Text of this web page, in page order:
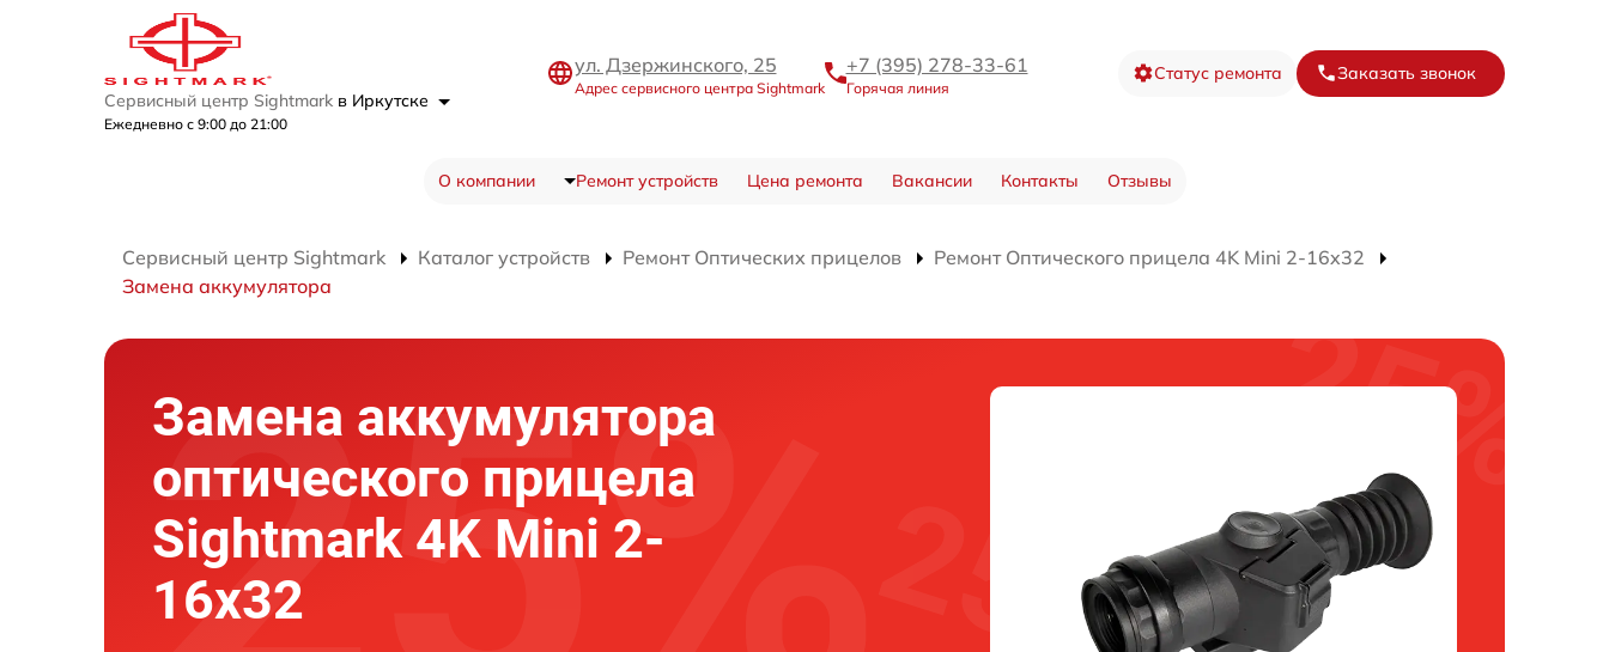
Сервисный центр Sightmark в Иркутске
Ежедневно с 9:00 до 21:00
ул. Дзержинского, 25
Адрес сервисного центра Sightmark
+7 (395) 278-33-61
Горячая линия
Статус ремонта Заказать звонок
О компании Ремонт устройств Цена ремонта Вакансии Контакты Отзывы
Сервисный центр Sightmark Каталог устройств Ремонт Оптических прицелов
Ремонт Оптического прицела 4K Mini 2-16x32
Замена аккумулятора
Замена аккумулятора
оптического прицела
Sightmark 4K Mini 2-
16x32